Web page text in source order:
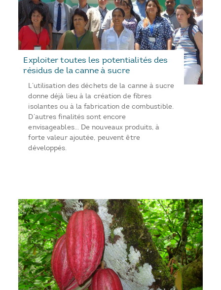
Exploiter toutes les potentialités des
résidus de la canne à sucre
L’utilisation des déchets de la canne à sucre
donne déjà lieu à la création de fibres
isolantes ou à la fabrication de combustible.
D’autres finalités sont encore
envisageables… De nouveaux produits, à
forte valeur ajoutée, peuvent être
développés.